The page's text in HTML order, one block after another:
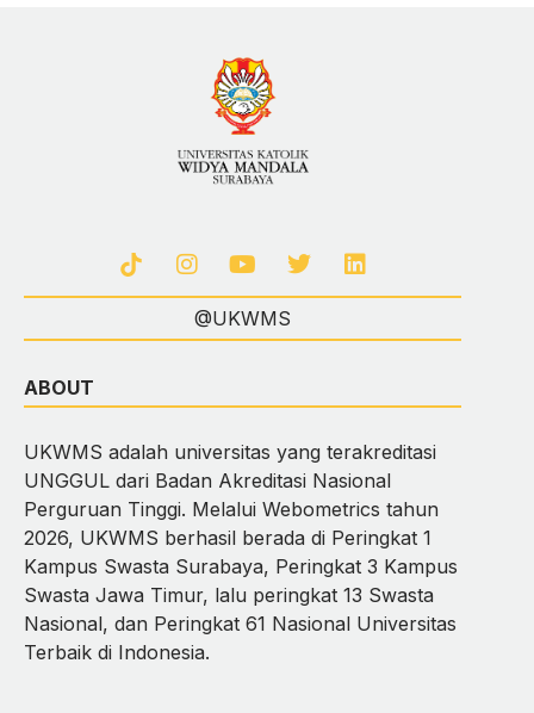
@UKWMS
ABOUT
UKWMS adalah universitas yang terakreditasi
UNGGUL dari Badan Akreditasi Nasional
Perguruan Tinggi. Melalui Webometrics tahun
2026, UKWMS berhasil berada di Peringkat 1
Kampus Swasta Surabaya, Peringkat 3 Kampus
Swasta Jawa Timur, lalu peringkat 13 Swasta
Nasional, dan Peringkat 61 Nasional Universitas
Terbaik di Indonesia.